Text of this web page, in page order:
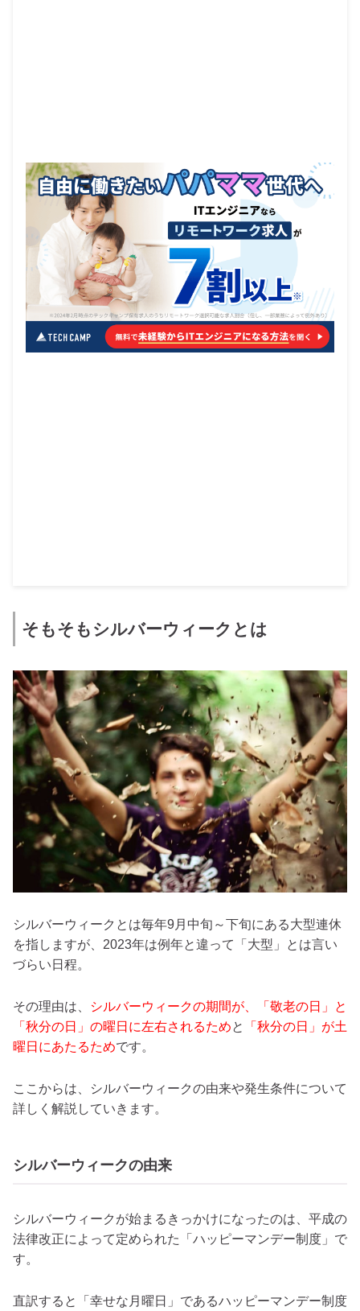
そもそもシルバーウィークとは
シルバーウィークとは毎年9月中旬～下旬にある大型連休
を指しますが、2023年は例年と違って「大型」とは言い
づらい日程。
その理由は、
シルバーウィークの期間が、「敬老の日」と
「秋分の日」の曜日に左右されるためと
「秋分の日」が土
曜日にあたるためです。
ここからは、シルバーウィークの由来や発生条件について
詳しく解説していきます。
シルバーウィークの由来
シルバーウィークが始まるきっかけになったのは、平成の
法律改正によって定められた「ハッピーマンデー制度」で
す。
直訳すると「幸せな月曜日」であるハッピーマンデー制度